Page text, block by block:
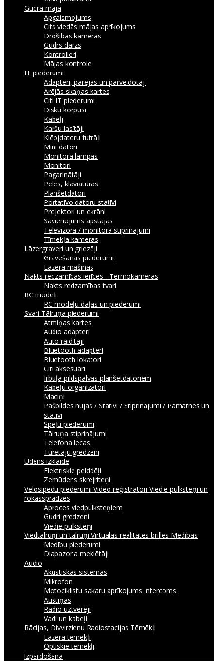
Gudra māja
Apgaismojums
Cits viedās mājas aprīkojums
Drošības kameras
Gudrs dārzs
Kontrolieri
Mājas kontrole
IT piederumi
Adapteri, pārejas un pārveidotāji
Ārējās skaņas kartes
Citi IT piederumi
Disku korpusi
Kabeļi
Karšu lasītāji
Klēpjdatoru futrāļi
Mini datori
Monitora lampas
Monitori
Pagarinātāji
Peles, klaviatūras
Planšetdatori
Portatīvo datoru statīvi
Projektori un ekrāni
Savienojums apstājas
Televizora / monitora stiprinājumi
Tīmekļa kameras
Lāzergraveri un griezēji
Gravēšanas piederumi
Lāzera mašīnas
Nakts redzamības ierīces - Termokameras
Nakts redzamības tvari
RC modeļi
RC modeļu daļas un piederumi
Svari Tālruņa piederumi
Atmiņas kartes
Audio adapteri
Auto raidītāji
Bluetooth adapteri
Bluetooth lokatori
Citi aksesuāri
Irbuļa pildspalvas planšetdatoriem
Kabeļu organizatori
Maciņi
Pašbildes nūjas / Statīvi / Stiprinājumi / Pamatnes un
statīvi
Spēļu piederumi
Tālruņa stiprinājumi
Telefona lēcas
Turētāju gredzeni
Ūdens izklaide
Elektriskie pelddēļi
Zemūdens skrejriteņi
Velosipēdu piederumi Video reģistratori Viedie pulksteņi un
rokassprādzes
Aproces viedpulksteņiem
Gudri gredzeni
Viedie pulksteņi
Viedtālruņi un tālruņi Virtuālās realitātes brilles Medības
Medību piederumi
Diapazona meklētāji
Audio
Akustiskās sistēmas
Mikrofoni
Motociklistu sakaru aprīkojums Intercoms
Austiņas
Radio uztvērēji
Vadi un kabeļi
Rācijas, Divvirzienu Radiostacijas Tēmēkļi
Lāzera tēmēkļi
Optiskie tēmēkļi
Izpārdošana